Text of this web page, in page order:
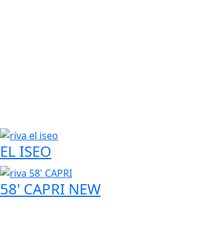
EL ISEO
58' CAPRI NEW